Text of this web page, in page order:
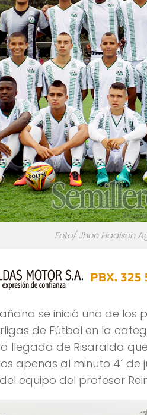
Foto/ Jhon Hadison
se inició uno de
de Fútbol en la
llegada de Risaralda
apenas al minuto 4´
equipo del profesor